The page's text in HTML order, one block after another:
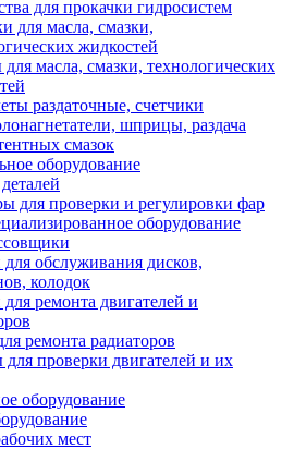
для прокачки гидросистем
для масла, смазки,
жидкостей
масла, смазки, технологических
раздаточные, счетчики
шприцы, раздача
смазок
оборудование
для проверки и регулировки фар
оборудование
обслуживания дисков,
колодок
ремонта двигателей и
ремонта радиаторов
проверки двигателей и их
оборудование
мест